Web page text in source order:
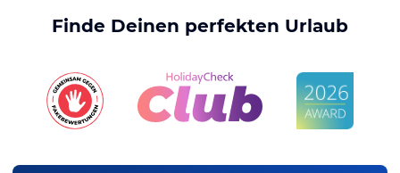
Finde Deinen perfekten Urlaub